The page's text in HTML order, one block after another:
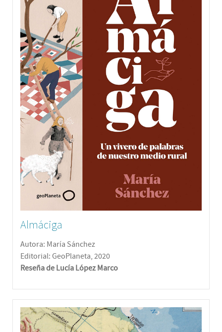
Almáciga
Autora: María Sánchez
Editorial: GeoPlaneta, 2020
Reseña de Lucía López Marco